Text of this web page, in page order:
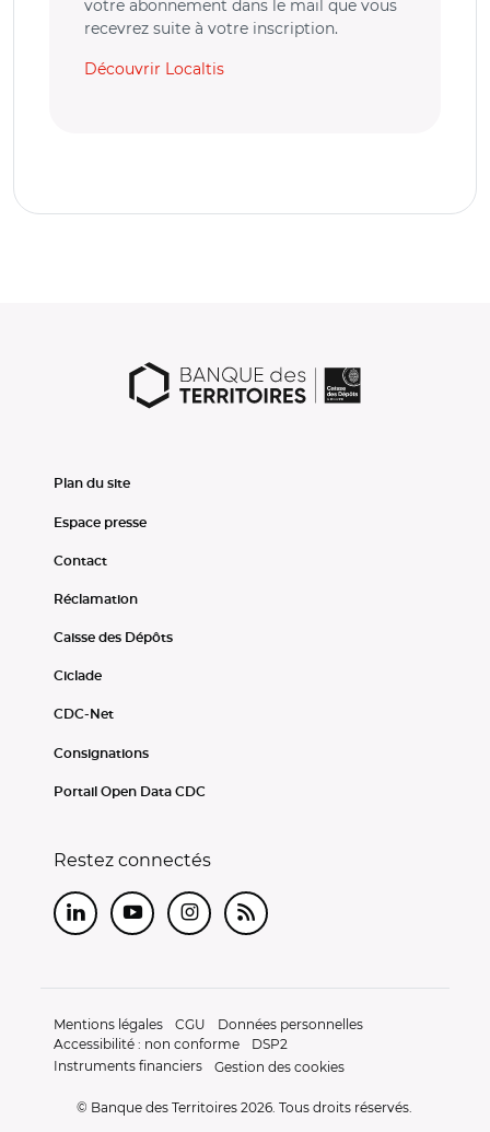
votre abonnement dans le mail que vous
recevrez suite à votre inscription.
Découvrir Localtis
Plan du site
Espace presse
Contact
Réclamation
Caisse des Dépôts
Ciclade
CDC-Net
Consignations
Portail Open Data CDC
Restez connectés
LinkedInYoutubeInstagram
RSS
Mentions légales CGU
Données personnelles
Accessibilité : non conforme
DSP2
Instruments financiers
Gestion des cookies
© Banque des Territoires 2026. Tous droits réservés.